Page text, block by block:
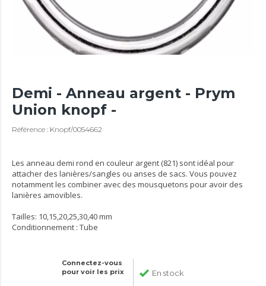
Demi - Anneau argent - Prym
Union knopf -
Référence : Knopf/0054662
Les anneau demi rond en couleur argent (821) sont idéal pour
attacher des lanières/sangles ou anses de sacs. Vous pouvez
notamment les combiner avec des mousquetons pour avoir des
lanières amovibles.
Tailles: 10,15,20,25,30,40 mm
Conditionnement : Tube
Connectez-vous
pour voir les prix
En stock